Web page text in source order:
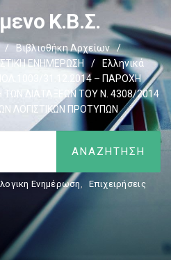
Κ.Β.Σ.
/ Βιβλιοθήκη Αρχείων
/
ΕΝΗΜΕΡΩΣΗ /
Ελληνικά
ΠΟΛ.1003/31.12.2014 – ΠΑΡΟΧΗ
ΔΙΑΤΑΞΕΩΝ ΤΟΥ Ν. 4308/2014
ΛΟΓΙΣΤΙΚΩΝ ΠΡΟΤΥΠΩΝ
Ενημέρωση, Επιχειρήσεις